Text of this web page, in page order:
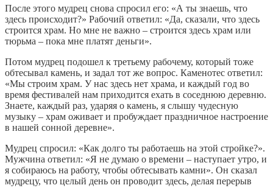
После этого мудрец снова спросил его: «А ты знаешь, что
здесь происходит?» Рабочий ответил: «Да, сказали, что здесь
строится храм. Но мне не важно – строится здесь храм или
тюрьма – пока мне платят деньги».
Потом мудрец подошел к третьему рабочему, который тоже
обтесывал камень, и задал тот же вопрос. Каменотес ответил:
«Мы строим храм. У нас здесь нет храма, и каждый год во
время фестивалей нам приходится ехать в соседнюю деревню.
Знаете, каждый раз, ударяя о камень, я слышу чудесную
музыку – храм оживает и пробуждает праздничное настроение
в нашей сонной деревне».
Мудрец спросил: «Как долго ты работаешь на этой стройке?».
Мужчина ответил: «Я не думаю о времени – наступает утро, и
я собираюсь на работу, чтобы обтесывать камни». Он сказал
мудрецу, что целый день он проводит здесь, делая перерыв